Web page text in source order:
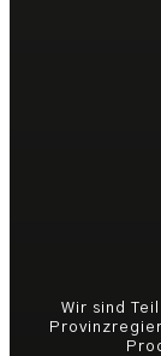
Wir sind